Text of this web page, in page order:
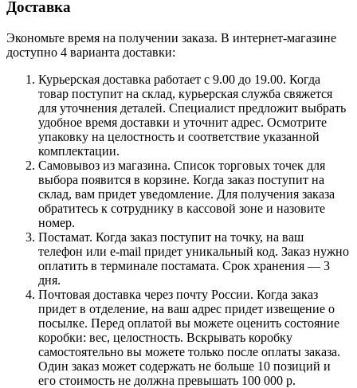
Доставка
Экономьте время на получении заказа. В интернет-магазине
доступно 4 варианта доставки:
Курьерская доставка работает с 9.00 до 19.00. Когда
товар поступит на склад, курьерская служба свяжется
для уточнения деталей. Специалист предложит выбрать
удобное время доставки и уточнит адрес. Осмотрите
упаковку на целостность и соответствие указанной
комплектации.
Самовывоз из магазина. Список торговых точек для
выбора появится в корзине. Когда заказ поступит на
склад, вам придет уведомление. Для получения заказа
обратитесь к сотруднику в кассовой зоне и назовите
номер.
Постамат. Когда заказ поступит на точку, на ваш
телефон или e-mail придет уникальный код. Заказ нужно
оплатить в терминале постамата. Срок хранения — 3
дня.
Почтовая доставка через почту России. Когда заказ
придет в отделение, на ваш адрес придет извещение о
посылке. Перед оплатой вы можете оценить состояние
коробки: вес, целостность. Вскрывать коробку
самостоятельно вы можете только после оплаты заказа.
Один заказ может содержать не больше 10 позиций и
его стоимость не должна превышать 100 000 р.